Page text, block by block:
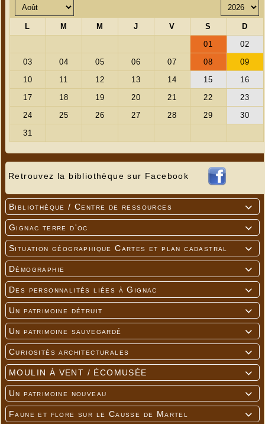
Retrouvez la bibliothèque sur Facebook

Bibliothèque / Centre de ressources

Gignac terre d'oc

Situation géographique Cartes et plan cadastral

Démographie

Des personnalités liées à Gignac

Un patrimoine détruit

Un patrimoine sauvegardé

Curiosités architecturales

MOULIN À VENT / ÉCOMUSÉE

Un patrimoine nouveau

Faune et flore sur le Causse de Martel
Protection plexiglass qui permet à notre charmante
bénévole de gérer les livres
---